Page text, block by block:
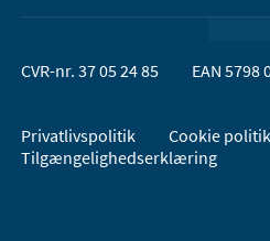
CVR-nr. 37 05 24 85 EAN 5798
Privatlivspolitik
Cookie politik
Tilgængelighedserklæring